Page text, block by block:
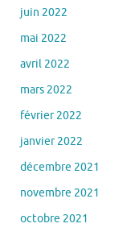
juin 2022
mai 2022
avril 2022
mars 2022
février 2022
janvier 2022
décembre 2021
novembre 2021
octobre 2021